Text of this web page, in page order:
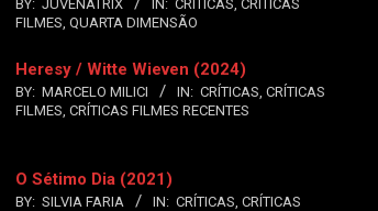
BY: JUVENATRIX IN: CRÍTICAS, CRÍTICAS
FILMES, QUARTA DIMENSÃO
Heresy / Witte Wieven (2024)
BY: MARCELO MILICI IN: CRÍTICAS, CRÍTICAS
FILMES, CRÍTICAS FILMES RECENTES
O Sétimo Dia (2021)
BY: SILVIA FARIA IN: CRÍTICAS, CRÍTICAS